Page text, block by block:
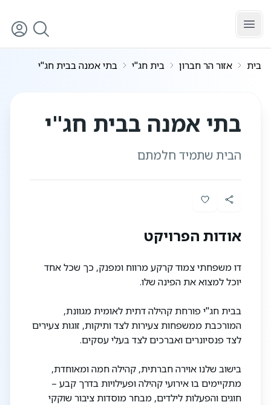
בית אזור הר חברון בית חג"י בתי אמנה בבית חג"י
בתי אמנה בבית חג"י
הבית שתמיד חלמתם
אודות הפרויקט
דו משפחתי צמוד קרקע מרווח ומפנק, כך שכל אחד
יוכל למצוא את הפינה שלו.
בבית חג"י פורחת קהילה דתית לאומית מגוונת,
המורכבת ממשפחות צעירות לצד ותיקות, זוגות צעירים
לצד פנסיונרים ואברכים לצד בעלי עסקים.
בישוב שלנו אוירה חברתית, קהילה חמה ומאוחדת,
מתקיימים בו אירועי קהילה ופעילויות בדרך קבע –
חוגים והפעלות לילדים, מבחר מוסדות ציבור שוקקי